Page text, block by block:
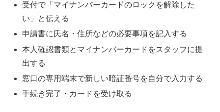
受付で「マイナンバーカードのロックを解除した
い」と伝える
申請書に氏名・住所などの必要事項を記入する
本人確認書類とマイナンバーカードをスタッフに提
出する
窓口の専用端末で新しい暗証番号を自分で入力する
手続き完了・カードを受け取る